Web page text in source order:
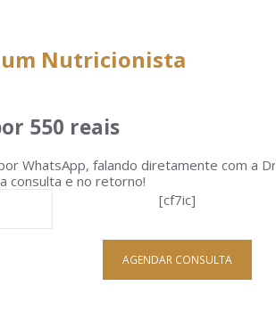
um Nutricionista
550 reais
WhatsApp, falando diretamente com a Dra
consulta e no retorno!
[cf7ic]
AGENDAR CONSULTA